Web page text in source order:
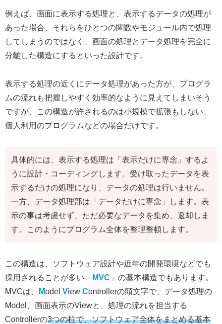
例えば、画面に表示する処理と、表示するデータの処理が
あった場合、それらをひとつの関数やモジュール内で処理
してしまうのではなく、画面の処理とデータ処理を完全に
分離した構造にするといった設計です。
表示する処理の近くにデータ処理があった方が、プログラ
ムの流れも把握しやすく効率的なように見えてしまいそう
ですが、この構造が許されるのは小規模で拡張もしない、
個人利用のプログラムなどの場合だけです。
具体的には、表示する処理は「表示だけに専念」するよ
うに設計・コーディングします。受け取ったデータを表
示するだけの処理になり、データの処理は行いません。
一方、データ処理部は「データだけに専念」します。表
示の事は考慮せず、ただ必要なデータを集め、返却しま
す。このようにプログラム全体を整理整頓します。
この構造は、ソフトウェア設計や近年の開発環境などでも
採用されることが多い「 MVC 」の基本構造でもあります。
MVCは、
Model View Controllerの頭文字で、データ処理の
Model、画面表示のViewと、処理の流れを担当する
Controllerの3つの柱で、ソフトウェア全体をまとめる基本